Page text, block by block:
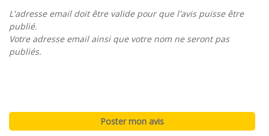
L'adresse email doit être valide pour que l'avis puisse être
publié.
Votre adresse email ainsi que votre nom ne seront pas
publiés.